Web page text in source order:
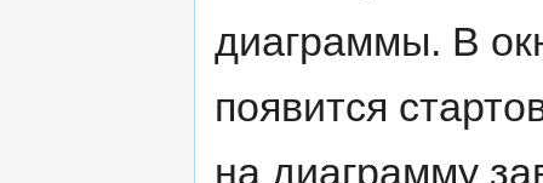
диаграммы. В
появится
на диаграмму